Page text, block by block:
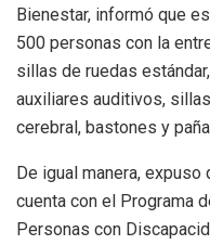
Bienestar, informó que
500 personas con la
sillas de ruedas
auxiliares auditivos,
cerebral, bastones y
De igual manera, expuso
cuenta con el Programa
Personas con